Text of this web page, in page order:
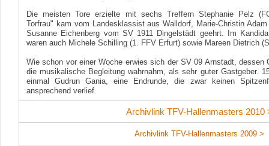
Die meisten Tore erzielte mit sechs Treffern Stephanie Pelz
Torfrau" kam vom Landesklassist aus Walldorf, Marie-Christin
Susanne Eichenberg vom SV 1911 Dingelstädt geehrt. Im
waren auch Michele Schilling (1. FFV Erfurt) sowie Mareen Dietrich
Wie schon vor einer Woche erwies sich der SV 09 Arnstadt, dessen
die musikalische Begleitung wahrnahm, als sehr guter Gastgeber.
einmal Gudrun Gania, eine Endrunde, die zwar keinen
ansprechend verlief.
Archivlink TFV-Hallenmasters 2010
Archivlink TFV-Hallenmasters 2009 >